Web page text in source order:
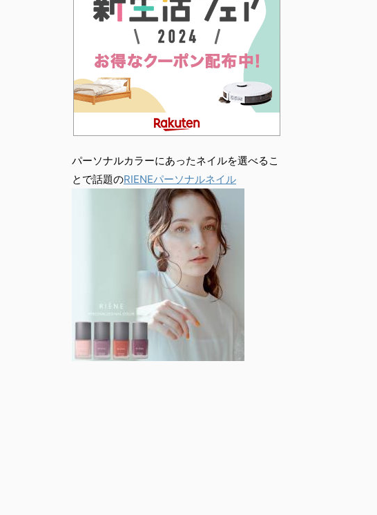
パーソナルカラーにあったネイルを選べるこ
とで話題のRIENEパーソナルネイル